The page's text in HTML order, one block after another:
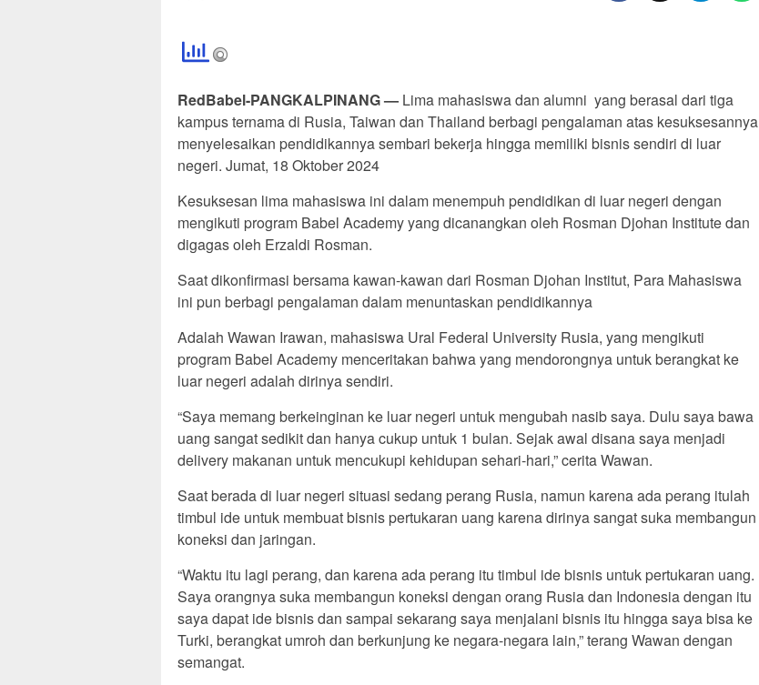
RedBabel-PANGKALPINANG — Lima mahasiswa dan alumni yang berasal dari tiga
kampus ternama di Rusia, Taiwan dan Thailand berbagi pengalaman atas kesuksesannya
menyelesaikan pendidikannya sembari bekerja hingga memiliki bisnis sendiri di luar
negeri. Jumat, 18 Oktober 2024
Kesuksesan lima mahasiswa ini dalam menempuh pendidikan di luar negeri dengan
mengikuti program Babel Academy yang dicanangkan oleh Rosman Djohan Institute dan
digagas oleh Erzaldi Rosman.
Saat dikonfirmasi bersama kawan-kawan dari Rosman Djohan Institut, Para Mahasiswa
ini pun berbagi pengalaman dalam menuntaskan pendidikannya
Adalah Wawan Irawan, mahasiswa Ural Federal University Rusia, yang mengikuti
program Babel Academy menceritakan bahwa yang mendorongnya untuk berangkat ke
luar negeri adalah dirinya sendiri.
“Saya memang berkeinginan ke luar negeri untuk mengubah nasib saya. Dulu saya bawa
uang sangat sedikit dan hanya cukup untuk 1 bulan. Sejak awal disana saya menjadi
delivery makanan untuk mencukupi kehidupan sehari-hari,” cerita Wawan.
Saat berada di luar negeri situasi sedang perang Rusia, namun karena ada perang itulah
timbul ide untuk membuat bisnis pertukaran uang karena dirinya sangat suka membangun
koneksi dan jaringan.
“Waktu itu lagi perang, dan karena ada perang itu timbul ide bisnis untuk pertukaran uang.
Saya orangnya suka membangun koneksi dengan orang Rusia dan Indonesia dengan itu
saya dapat ide bisnis dan sampai sekarang saya menjalani bisnis itu hingga saya bisa ke
Turki, berangkat umroh dan berkunjung ke negara-negara lain,” terang Wawan dengan
semangat.